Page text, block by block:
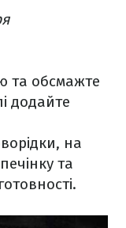
та обсмажте
додайте
на
та